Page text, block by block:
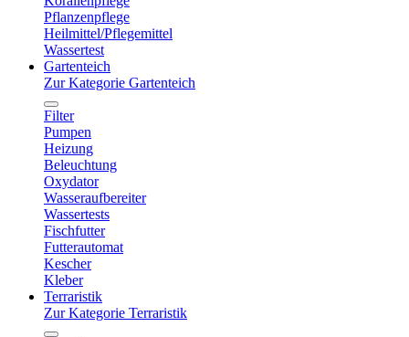
Pflanzenpflege
Heilmittel/Pflegemittel
Wassertest
Gartenteich
Zur Kategorie Gartenteich
Filter
Pumpen
Heizung
Beleuchtung
Oxydator
Wasseraufbereiter
Wassertests
Fischfutter
Futterautomat
Kescher
Kleber
Terraristik
Zur Kategorie Terraristik